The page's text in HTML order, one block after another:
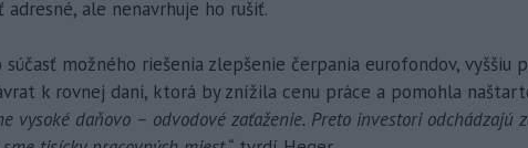
ale nenavrhuje ho rušiť.
možného riešenia zlepšenie čerpania eurofondov, vyššiu
k rovnej dani, ktorá by znížila cenu práce a pomohla
vysoké daňovo – odvodové zaťaženie. Preto investori odchádzajú